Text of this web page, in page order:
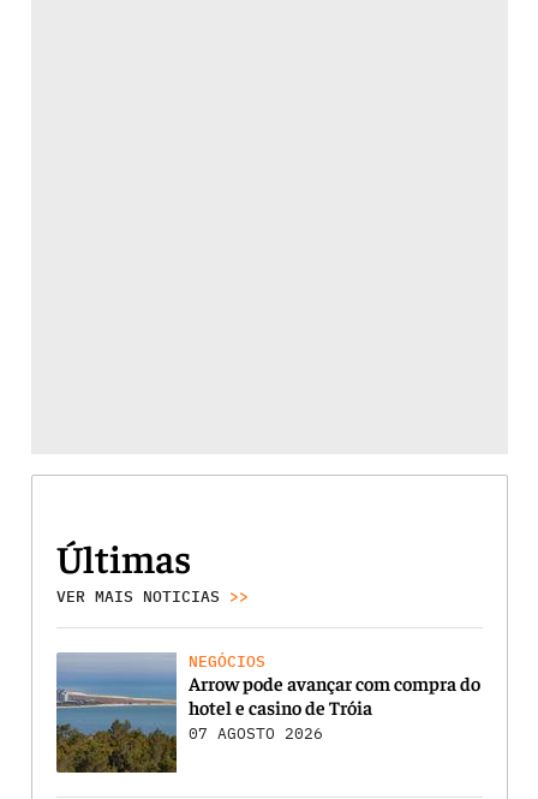
Últimas
VER MAIS NOTICIAS >>
NEGÓCIOS
Arrow pode avançar com compra do
hotel e casino de Tróia
07 AGOSTO 2026